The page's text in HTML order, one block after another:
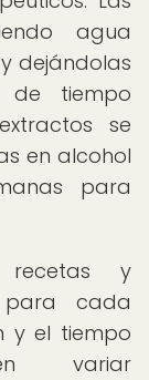
agua
dejándolas
de tiempo
se
en alcohol
para
recetas y
para cada
y el tiempo
variar